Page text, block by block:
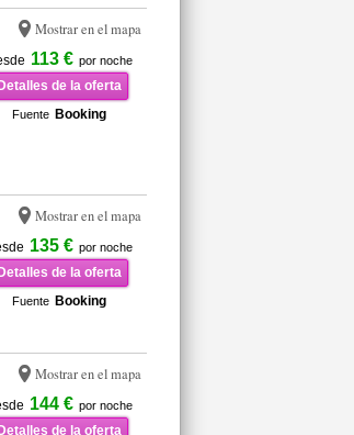
Mostrar en el mapa
113 € por noche
Detalles de la oferta
Fuente Booking
Mostrar en el mapa
135 € por noche
Detalles de la oferta
Fuente Booking
Mostrar en el mapa
144 € por noche
Detalles de la oferta